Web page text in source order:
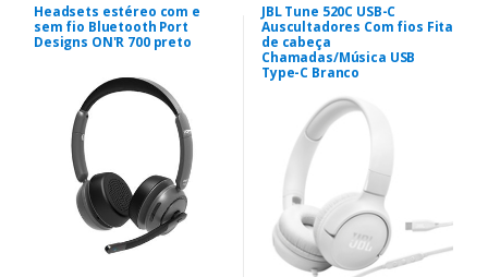
Headsets estéreo com e
sem fio Bluetooth Port
Designs ON'R 700 preto
JBL Tune 520C USB-C
Auscultadores Com fios Fita
de cabeça
Chamadas/Música USB
Type-C Branco